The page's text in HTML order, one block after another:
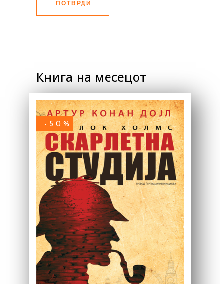
ПОТВРДИ
Книга на месецот
-50%